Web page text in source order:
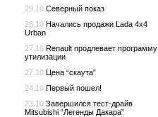
29.10 Северный показ
28.10 Начались продажи Lada 4x4
Urban
27.10 Renault продлевает программу
утилизации
27.10 Цена “скаута”
24.10 Первый пошел!
23.10 Завершился тест-драйв
Mitsubishi “Легенды Дакара”